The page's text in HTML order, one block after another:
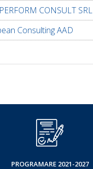
CONSULT SRL
Consulting AAD
PROGRAMARE 2021-2027